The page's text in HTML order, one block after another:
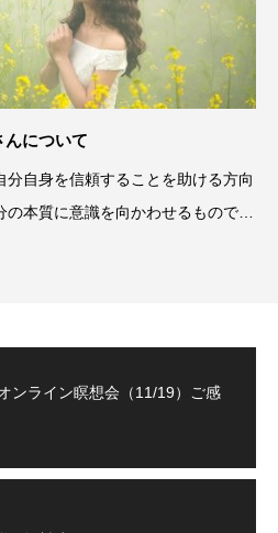
んについて
自身を信頼することを助ける方向
本質に意識を向かわせるものであ
ンライン瞑想会（11/19）ご感